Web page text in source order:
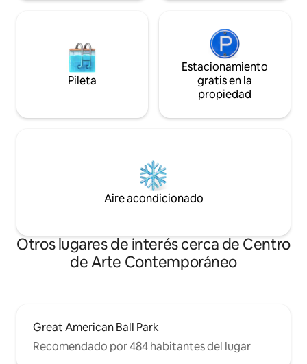
Pileta
Estacionamiento
gratis en la
propiedad
Aire acondicionado
Otros lugares de interés cerca de Centro
de Arte Contemporáneo
Great American Ball Park
Recomendado por 484 habitantes del lugar